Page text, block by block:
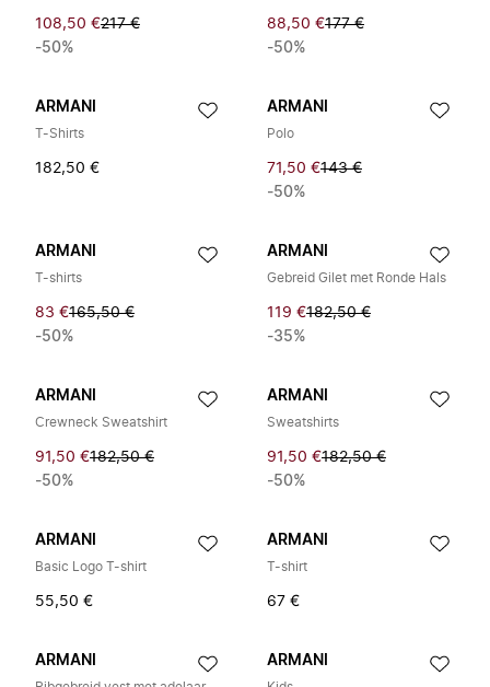
108,50 €217 €
-50%
88,50 €177 €
-50%
ARMANI
T-Shirts
182,50 €
ARMANI
Polo
71,50 €143 €
-50%
ARMANI
T-shirts
83 €165,50 €
-50%
ARMANI
Gebreid Gilet met Ronde Hals
119 €182,50 €
-35%
ARMANI
Crewneck Sweatshirt
91,50 €182,50 €
-50%
ARMANI
Sweatshirts
91,50 €182,50 €
-50%
ARMANI
Basic Logo T-shirt
55,50 €
ARMANI
T-shirt
67 €
ARMANI ARMANI